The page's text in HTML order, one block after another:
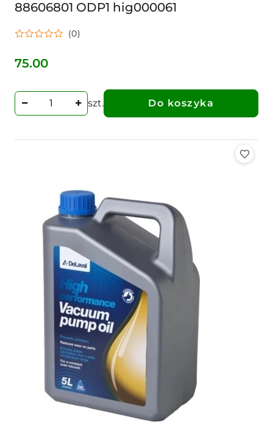
88606801 ODP1 hig000061
(0)
Cena:
75.00
szt. Do koszyka